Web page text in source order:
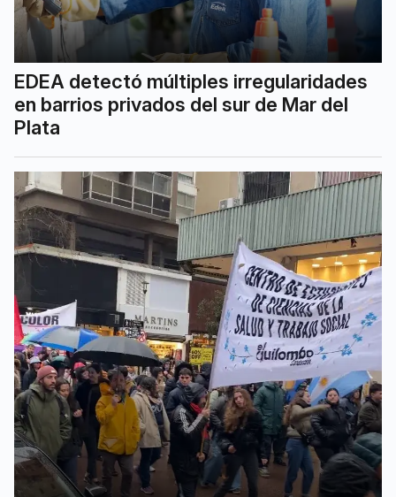
EDEA detectó múltiples irregularidades
en barrios privados del sur de Mar del
Plata